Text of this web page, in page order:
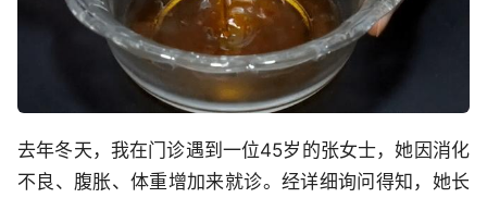
去年冬天，我在门诊遇到一位45岁的张女士，她因消化
不良、腹胀、体重增加来就诊。经详细询问得知，她长